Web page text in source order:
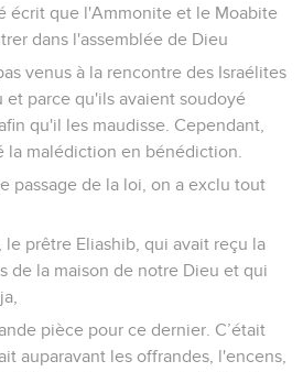
écrit que l'Ammonite et le Moabite
dans l'assemblée de Dieu
venus à la rencontre des Israélites
et parce qu'ils avaient soudoyé
qu'il les maudisse. Cependant,
la malédiction en bénédiction.
passage de la loi, on a exclu tout
prêtre Eliashib, qui avait reçu la
de la maison de notre Dieu et qui
pièce pour ce dernier. C’était
auparavant les offrandes, l'encens,